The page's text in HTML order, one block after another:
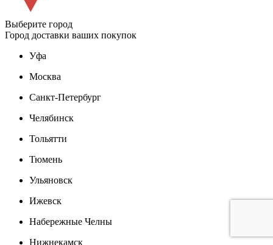
Выберите город
Город доставки ваших покупок
Уфа
Москва
Санкт-Петербург
Челябинск
Тольятти
Тюмень
Ульяновск
Ижевск
Набережные Челны
Нижнекамск